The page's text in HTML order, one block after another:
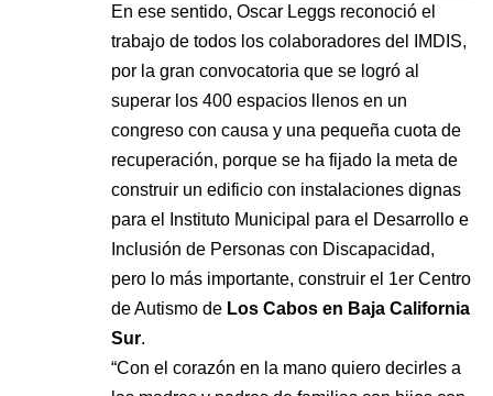
En ese sentido, Oscar Leggs reconoció el
trabajo de todos los colaboradores del IMDIS,
por la gran convocatoria que se logró al
superar los 400 espacios llenos en un
congreso con causa y una pequeña cuota de
recuperación, porque se ha fijado la meta de
construir un edificio con instalaciones dignas
para el Instituto Municipal para el Desarrollo e
Inclusión de Personas con Discapacidad,
pero lo más importante, construir el 1er Centro
de Autismo de Los Cabos en Baja California
Sur.
“Con el corazón en la mano quiero decirles a